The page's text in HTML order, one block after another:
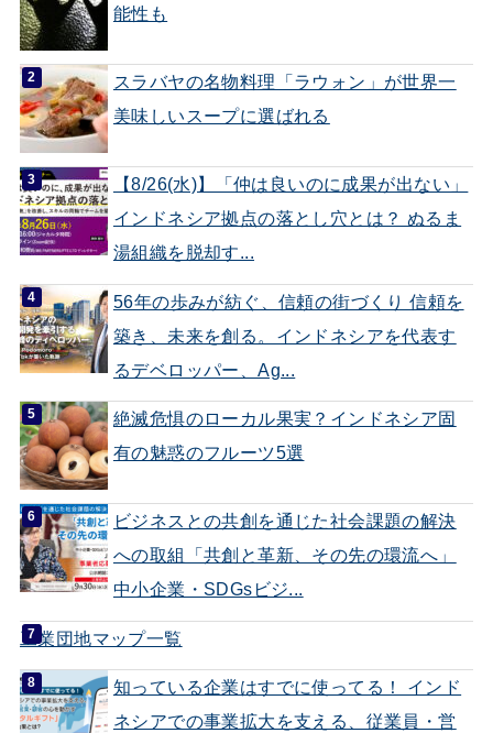
能性も
スラバヤの名物料理「ラウォン」が世界一
美味しいスープに選ばれる
【8/26(水)】「仲は良いのに成果が出ない」
インドネシア拠点の落とし穴とは？ ぬるま
湯組織を脱却す...
56年の歩みが紡ぐ、信頼の街づくり 信頼を
築き、未来を創る。インドネシアを代表す
るデベロッパー、Ag...
絶滅危惧のローカル果実？インドネシア固
有の魅惑のフルーツ5選
ビジネスとの共創を通じた社会課題の解決
への取組「共創と革新、その先の環流へ」
中小企業・SDGsビジ...
工業団地マップ一覧
知っている企業はすでに使ってる！ インド
ネシアでの事業拡大を支える、従業員・営